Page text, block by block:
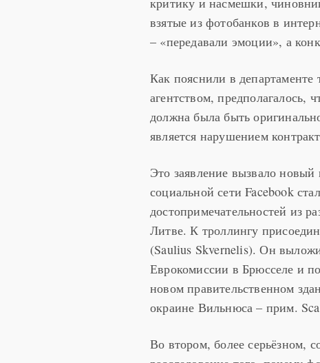
взятые из фотобанков в
– «передавали эмоции», а
Как пояснили в
агентством, предполагалось,
должна была быть
является нарушением
Это заявление вызвало новый
социальной сети Facebook
достопримечательностей из
Литве. К троллингу
(Saulius Skvernelis). Он
Еврокомиссии в Брюсселе и
новом правительственном
окраине Вильнюса – прим.
Во втором, более серьёзном,